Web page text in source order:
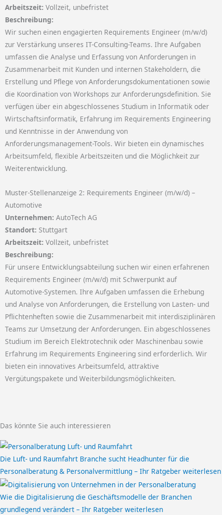
Arbeitszeit: Vollzeit, unbefristet
Beschreibung:
Wir suchen einen engagierten Requirements Engineer (m/w/d)
zur Verstärkung unseres IT-Consulting-Teams. Ihre Aufgaben
umfassen die Analyse und Erfassung von Anforderungen in
Zusammenarbeit mit Kunden und internen Stakeholdern, die
Erstellung und Pflege von Anforderungsdokumentationen sowie
die Koordination von Workshops zur Anforderungsdefinition. Sie
verfügen über ein abgeschlossenes Studium in Informatik oder
Wirtschaftsinformatik, Erfahrung im Requirements Engineering
und Kenntnisse in der Anwendung von
Anforderungsmanagement-Tools. Wir bieten ein dynamisches
Arbeitsumfeld, flexible Arbeitszeiten und die Möglichkeit zur
Weiterentwicklung.
Muster-Stellenanzeige 2: Requirements Engineer (m/w/d) –
Automotive
Unternehmen: AutoTech AG
Standort: Stuttgart
Arbeitszeit: Vollzeit, unbefristet
Beschreibung:
Für unsere Entwicklungsabteilung suchen wir einen erfahrenen
Requirements Engineer (m/w/d) mit Schwerpunkt auf
Automotive-Systemen. Ihre Aufgaben umfassen die Erhebung
und Analyse von Anforderungen, die Erstellung von Lasten- und
Pflichtenheften sowie die Zusammenarbeit mit interdisziplinären
Teams zur Umsetzung der Anforderungen. Ein abgeschlossenes
Studium im Bereich Elektrotechnik oder Maschinenbau sowie
Erfahrung im Requirements Engineering sind erforderlich. Wir
bieten ein innovatives Arbeitsumfeld, attraktive
Vergütungspakete und Weiterbildungsmöglichkeiten.
Das könnte Sie auch interessieren
Die Luft- und Raumfahrt Branche sucht Headhunter für die
Personalberatung & Personalvermittlung – Ihr Ratgeber weiterlesen
Wie die Digitalisierung die Geschäftsmodelle der Branchen
grundlegend verändert – Ihr Ratgeber weiterlesen